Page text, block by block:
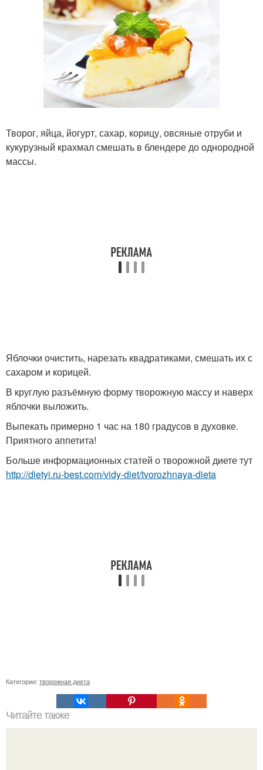
Творог, яйца, йогурт, сахар, корицу, овсяные отруби и
кукурузный крахмал смешать в блендере до однородной
массы.
Яблочки очистить, нарезать квадратиками, смешать их с
сахаром и корицей.
В круглую разъёмную форму творожную массу и наверх
яблочки выложить.
Выпекать примерно 1 час на 180 градусов в духовке.
Приятного аппетита!
Больше информационных статей о творожной диете тут
http://dietyi.ru-best.com/vidy-diet/tvorozhnaya-dieta
Категории: творожная диета
Читайте также